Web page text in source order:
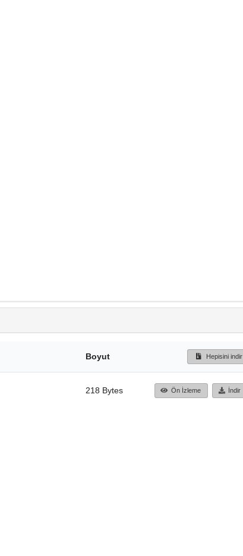
Boyut Hepisini indir
218 Bytes Ön İzleme İndir